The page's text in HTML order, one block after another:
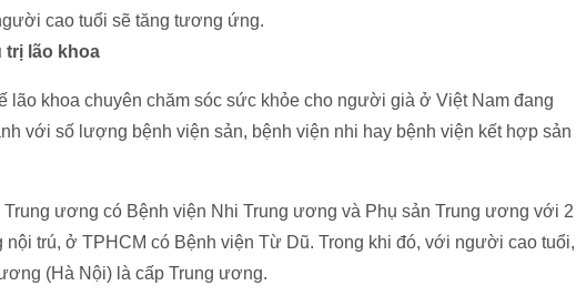
cao tuổi sẽ tăng tương ứng.
trị lão khoa
lão khoa chuyên chăm sóc sức khỏe cho người già ở Việt Nam đang
với số lượng bệnh viện sản, bệnh viện nhi hay bệnh viện kết hợp sản
ương có Bệnh viện Nhi Trung ương và Phụ sản Trung ương với 2
trú, ở TPHCM có Bệnh viện Từ Dũ. Trong khi đó, với người cao tuổi,
(Hà Nội) là cấp Trung ương.